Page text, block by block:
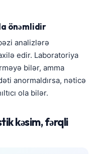
önəmlidir
analizlərə
edir. Laboratoriya
bilər, amma
anormaldırsa, nəticə
ola bilər.
kəsim, fərqli